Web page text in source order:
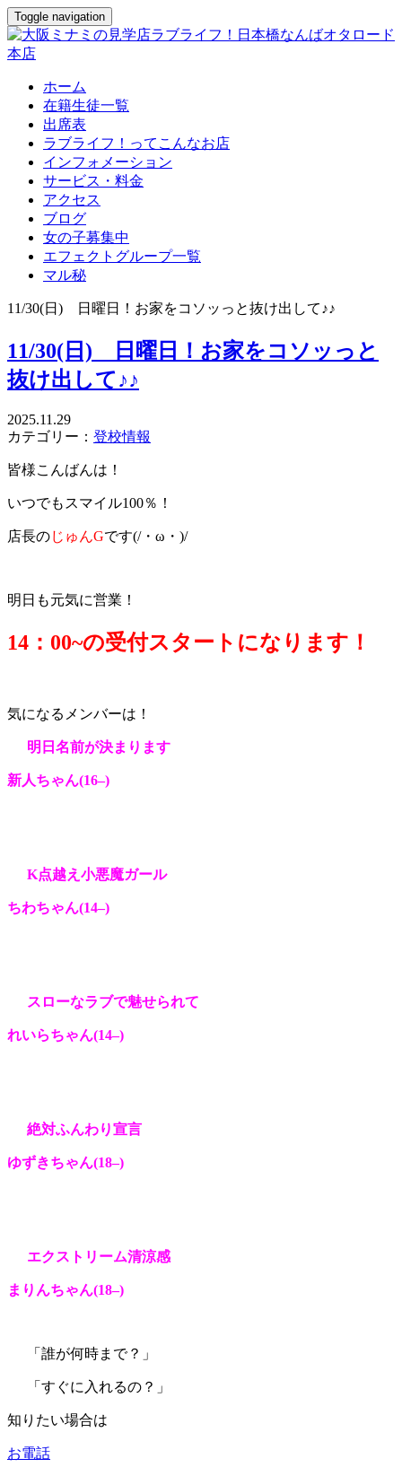
Toggle navigation
ホーム
在籍生徒一覧
出席表
ラブライフ！ってこんなお店
インフォメーション
サービス・料金
アクセス
ブログ
女の子募集中
エフェクトグループ一覧
マル秘
11/30(日) 日曜日！お家をコソッっと抜け出して♪♪
11/30(日) 日曜日！お家をコソッっと
抜け出して♪♪
2025.11.29
カテゴリー： 登校情報
皆様こんばんは！
いつでもスマイル100％！
店長のじゅんGです(/・ω・)/
明日も元気に営業！
14：00~の受付スタートになります！
気になるメンバーは！
明日名前が決まります
新人ちゃん(16–)
K点越え小悪魔ガール
ちわちゃん(14–)
スローなラブで魅せられて
れいらちゃん(14–)
絶対ふんわり宣言
ゆずきちゃん(18–)
エクストリーム清涼感
まりんちゃん(18–)
「誰が何時まで？」
「すぐに入れるの？」
知りたい場合は
お電話